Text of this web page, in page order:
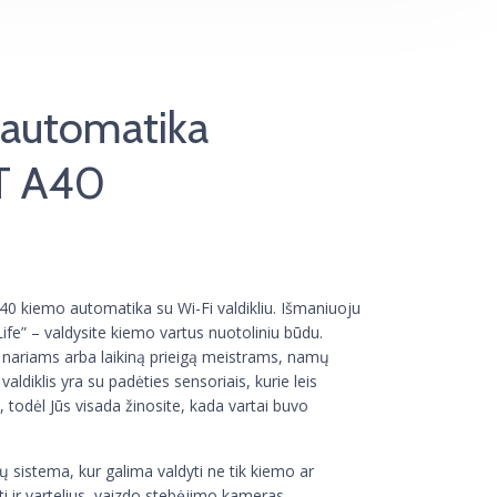
A40
kiemo automatika su Wi-Fi valdikliu. Išmaniuoju
– valdysite kiemo vartus nuotoliniu būdu.
arba laikiną prieigą meistrams, namų
yra su padėties sensoriais, kurie leis
Jūs visada žinosite, kada vartai buvo
sistema, kur galima valdyti ne tik kiemo ar